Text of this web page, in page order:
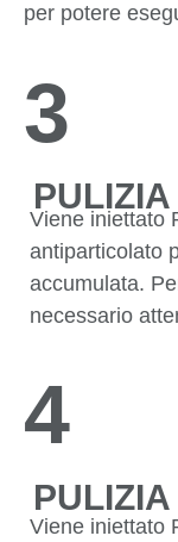
per potere
3
Viene iniettato
antiparticolato
accumulata.
necessario
4
Viene iniettato